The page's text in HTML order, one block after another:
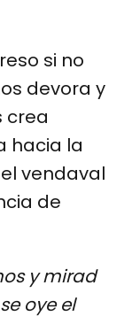
si no
devora y
crea
hacia la
vendaval
de
y mirad
oye el